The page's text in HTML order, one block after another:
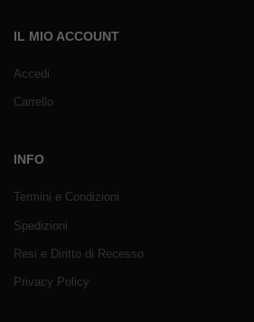
IL MIO ACCOUNT
Accedi
Carrello
INFO
Termini e Condizioni
Spedizioni
Resi e Diritto di Recesso
Privacy Policy